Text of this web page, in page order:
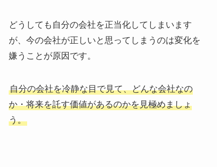
どうしても自分の会社を正当化してしまいます
が、今の会社が正しいと思ってしまうのは変化を
嫌うことが原因です。
自分の会社を冷静な目で見て、どんな会社なの
か・将来を託す価値があるのかを見極めましょ
う。